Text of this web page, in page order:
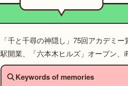
「千と千尋の神隠し」75回アカデミ
駅開業、「六本木ヒルズ」オープン、
Keywords of memories